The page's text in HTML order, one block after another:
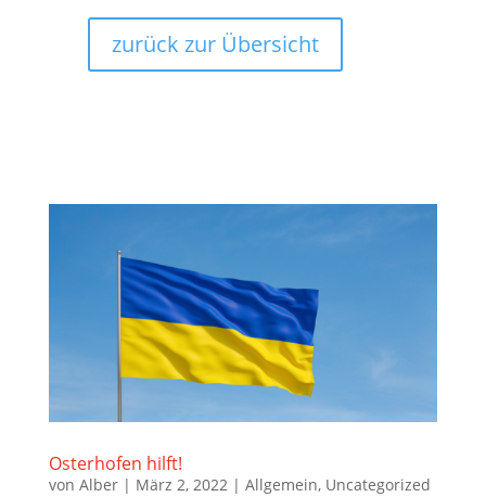
zurück zur Übersicht
Osterhofen hilft!
von Alber| März 2, 2022| Allgemein, Uncategorized